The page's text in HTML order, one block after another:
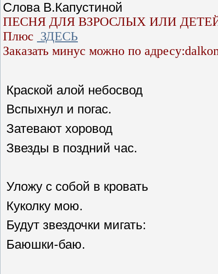
Слова В.Капустиной
ПЕСНЯ ДЛЯ ВЗРОСЛЫХ ИЛИ
Плюс ЗДЕСЬ
Заказать минус можно по
Краской алой небосвод
Вспыхнул и погас.
Затевают хоровод
Звезды в поздний час.
Уложу с собой в кровать
Куколку мою.
Будут звездочки мигать:
Баюшки-баю.